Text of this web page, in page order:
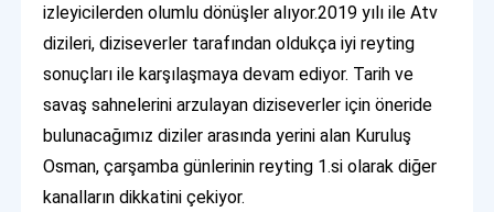
izleyicilerden olumlu dönüşler alıyor.2019 yılı ile Atv
dizileri, diziseverler tarafından oldukça iyi reyting
sonuçları ile karşılaşmaya devam ediyor. Tarih ve
savaş sahnelerini arzulayan diziseverler için öneride
bulunacağımız diziler arasında yerini alan Kuruluş
Osman, çarşamba günlerinin reyting 1.si olarak diğer
kanalların dikkatini çekiyor.